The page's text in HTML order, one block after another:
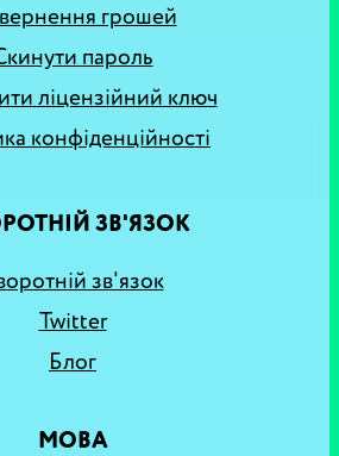
грошей
пароль
ліцензійний ключ
конфіденційності
ЗВ'ЯЗОК
зв'язок
Twitter
Блог
МОВА